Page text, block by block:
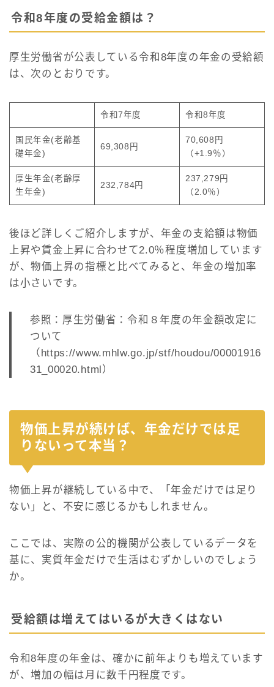
令和8年度の受給金額は？
厚生労働省が公表している令和8年度の年金の受給額
は、次のとおりです。
令和7年度 令和8年度
国民年金(老齢基
礎年金)
69,308円
70,608円
（+1.9％）
厚生年金(老齢厚
生年金)
232,784円
237,279円
（2.0％）
後ほど詳しくご紹介しますが、年金の支給額は物価
上昇や賃金上昇に合わせて2.0％程度増加しています
が、物価上昇の指標と比べてみると、年金の増加率
は小さいです。
参照：厚生労働省：令和８年度の年金額改定に
ついて
（https://www.mhlw.go.jp/stf/houdou/00001916
31_00020.html）
物価上昇が続けば、年金だけでは足
りないって本当？
物価上昇が継続している中で、「年金だけでは足り
ない」と、不安に感じるかもしれません。
ここでは、実際の公的機関が公表しているデータを
基に、実質年金だけで生活はむずかしいのでしょう
か。
受給額は増えてはいるが大きくはない
令和8年度の年金は、確かに前年よりも増えています
が、増加の幅は月に数千円程度です。